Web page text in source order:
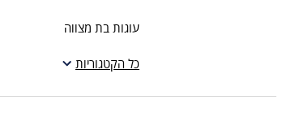
עוגות בת מצווה
עוגות חתונה
עוגות מתנה
כל הקטגוריות